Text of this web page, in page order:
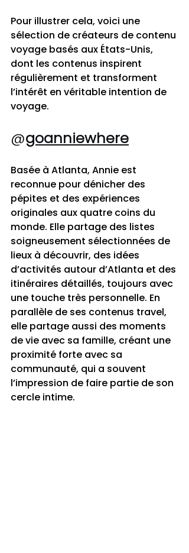
Pour illustrer cela, voici une
sélection de créateurs de contenu
voyage basés aux États-Unis,
dont les contenus inspirent
régulièrement et transforment
l’intérêt en véritable intention de
voyage.
@goanniewhere
Basée à Atlanta, Annie est
reconnue pour dénicher des
pépites et des expériences
originales aux quatre coins du
monde. Elle partage des listes
soigneusement sélectionnées de
lieux à découvrir, des idées
d’activités autour d’Atlanta et des
itinéraires détaillés, toujours avec
une touche très personnelle. En
parallèle de ses contenus travel,
elle partage aussi des moments
de vie avec sa famille, créant une
proximité forte avec sa
communauté, qui a souvent
l’impression de faire partie de son
cercle intime.